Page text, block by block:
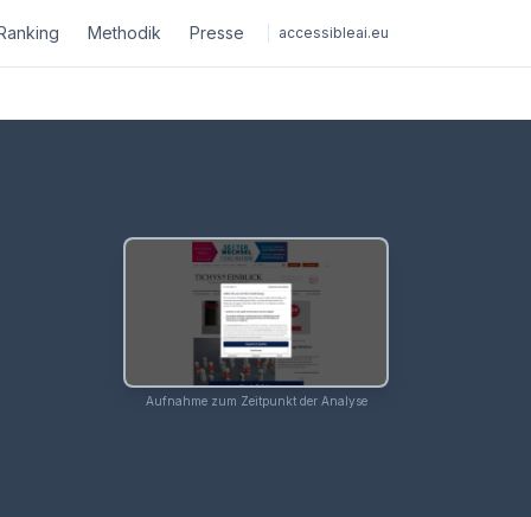
Methodik Presse accessibleai.eu
Aufnahme zum Zeitpunkt der Analyse